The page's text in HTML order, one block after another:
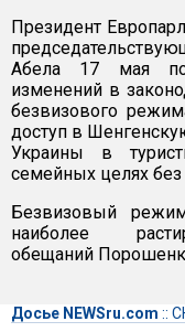
Президент
Абела 17 мая
изменений в
безвизового
доступ в
Украины в
семейных целях без
Безвизовый
наиболее
обещаний
Досье NEWSru.com ::